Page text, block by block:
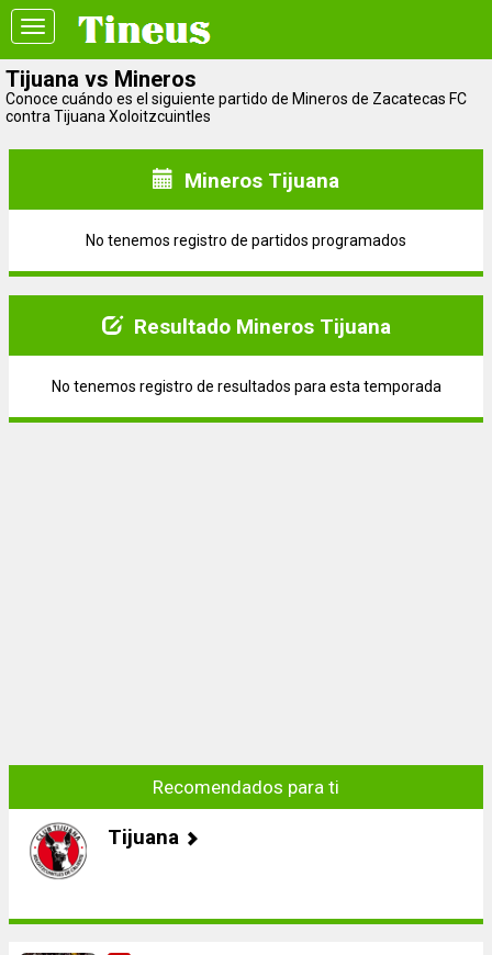
Toggle
navigation
Tijuana vs Mineros
Conoce cuándo es el siguiente partido de Mineros de Zacatecas FC
contra Tijuana Xoloitzcuintles
Mineros Tijuana
No tenemos registro de partidos programados
Resultado Mineros Tijuana
No tenemos registro de resultados para esta temporada
Recomendados para ti
Tijuana